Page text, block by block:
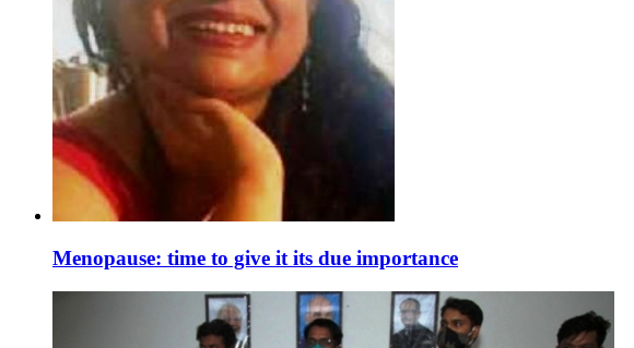
Menopause: time to give it its due importance